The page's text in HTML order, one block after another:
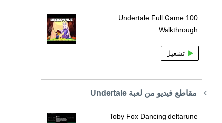
Undertale Full Game 100
Walkthrough
تشغيل
مقاطع فيديو من لعبة Undertale
Toby Fox Dancing deltarune